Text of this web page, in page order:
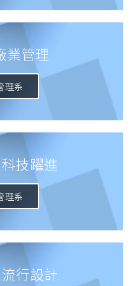
業管理
理系
技躍進
理系
行設計